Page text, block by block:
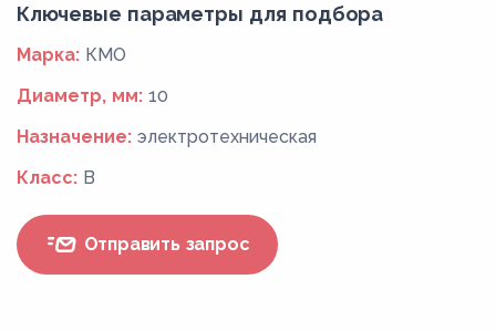
Ключевые параметры для подбора
Марка: КМО
Диаметр, мм: 10
Назначение: электротехническая
Класс: В
Отправить запрос